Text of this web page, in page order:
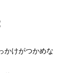
かけがつかめな